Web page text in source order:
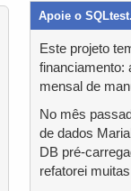
Apoie o
Este projeto
financiamento:
mensal de
No mês
de dados
DB pré-
refatorei